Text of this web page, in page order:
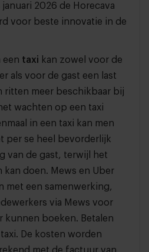
januari 2026 de Horecava
voor beste innovatie in de
een taxi kan zowel voor de
als voor de gast een last
ritten meer beschikbaar bij
wachten op een taxi
in een taxi kan men
per se heel bevorderlijk
van de gast, terwijl het
kan doen. Mews en Uber
met een samenwerking,
via Mews voor
kunnen boeken. Betalen
De kosten worden